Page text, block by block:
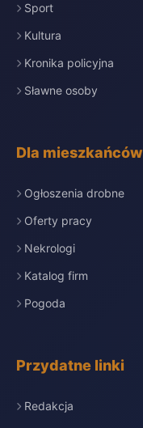
Sport
Kultura
Kronika policyjna
Sławne osoby
Dla mieszkańców
Ogłoszenia drobne
Oferty pracy
Nekrologi
Katalog firm
Pogoda
Przydatne linki
Redakcja